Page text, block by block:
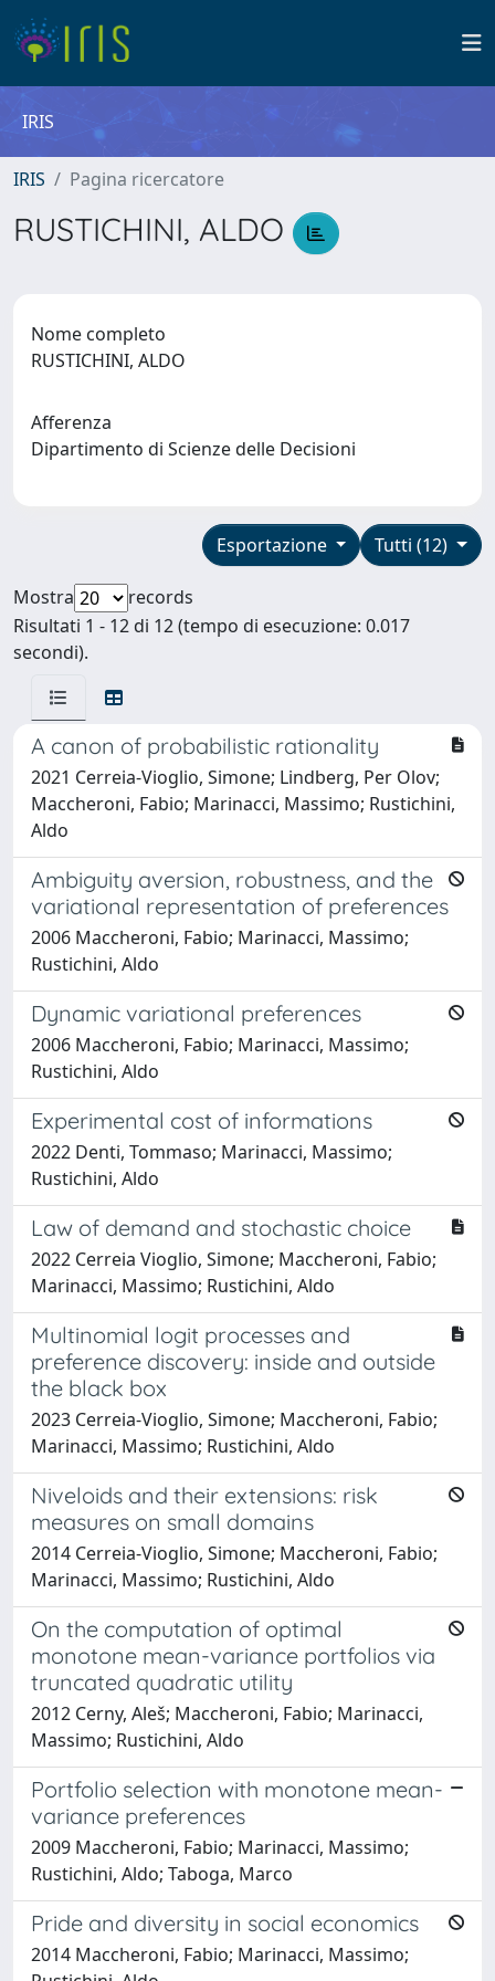
IRIS
IRIS Pagina ricercatore
RUSTICHINI, ALDO
Nome completo
RUSTICHINI, ALDO
Afferenza
Dipartimento di Scienze delle Decisioni
Tutti (12)
Esportazione
Mostra
records
Risultati 1 - 12 di 12 (tempo di esecuzione: 0.017
secondi).
A canon of probabilistic rationality
2021 Cerreia-Vioglio, Simone; Lindberg, Per Olov;
Maccheroni, Fabio; Marinacci, Massimo; Rustichini,
Aldo
Ambiguity aversion, robustness, and the
variational representation of preferences
2006 Maccheroni, Fabio; Marinacci, Massimo;
Rustichini, Aldo
Dynamic variational preferences
2006 Maccheroni, Fabio; Marinacci, Massimo;
Rustichini, Aldo
Experimental cost of informations
2022 Denti, Tommaso; Marinacci, Massimo;
Rustichini, Aldo
Law of demand and stochastic choice
2022 Cerreia Vioglio, Simone; Maccheroni, Fabio;
Marinacci, Massimo; Rustichini, Aldo
Multinomial logit processes and
preference discovery: inside and outside
the black box
2023 Cerreia-Vioglio, Simone; Maccheroni, Fabio;
Marinacci, Massimo; Rustichini, Aldo
Niveloids and their extensions: risk
measures on small domains
2014 Cerreia-Vioglio, Simone; Maccheroni, Fabio;
Marinacci, Massimo; Rustichini, Aldo
On the computation of optimal
monotone mean-variance portfolios via
truncated quadratic utility
2012 Cerny, Aleš; Maccheroni, Fabio; Marinacci,
Massimo; Rustichini, Aldo
Portfolio selection with monotone mean-
variance preferences
2009 Maccheroni, Fabio; Marinacci, Massimo;
Rustichini, Aldo; Taboga, Marco
Pride and diversity in social economics
2014 Maccheroni, Fabio; Marinacci, Massimo;